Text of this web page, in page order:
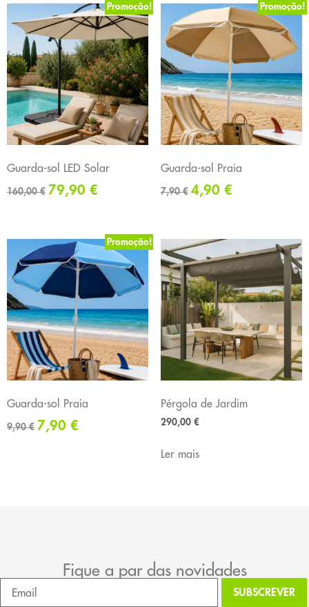
Promoção!
Guarda-sol LED Solar
160,00€ 79,90 €
Promoção!
Guarda-sol Praia
7,90€ 4,90 €
Promoção!
Guarda-sol Praia
9,90€ 7,90 €
Pérgola de Jardim
290,00 €
Ler mais
Fique a par das novidades